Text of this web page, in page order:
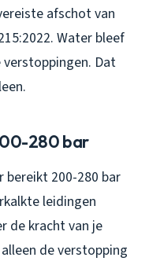
afschot van
Water bleef
Dat
280 bar
bereikt 200-280 bar
leidingen
de kracht van je
de verstopping